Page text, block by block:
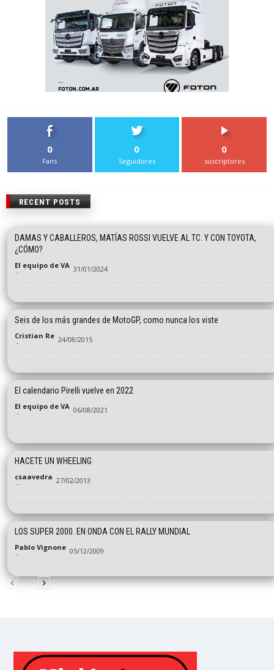
0
Fans
0
Seguidores
0
suscriptores
RECENT POSTS
DAMAS Y CABALLEROS, MATÍAS ROSSI VUELVE AL TC. Y CON TOYOTA,
¿CÓMO?
El equipo de VA
- 31/01/2024
Seis de los más grandes de MotoGP, como nunca los viste
Cristian Re
- 24/08/2015
El calendario Pirelli vuelve en 2022
El equipo de VA
- 06/08/2021
HACETE UN WHEELING
csaavedra
- 27/02/2013
LOS SUPER 2000. EN ONDA CON EL RALLY MUNDIAL
Pablo Vignone
- 05/12/2009